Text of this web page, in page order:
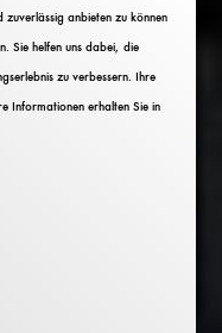
zuverlässig anbieten zu können
Sie helfen uns dabei, die
zu verbessern. Ihre
Informationen erhalten Sie in